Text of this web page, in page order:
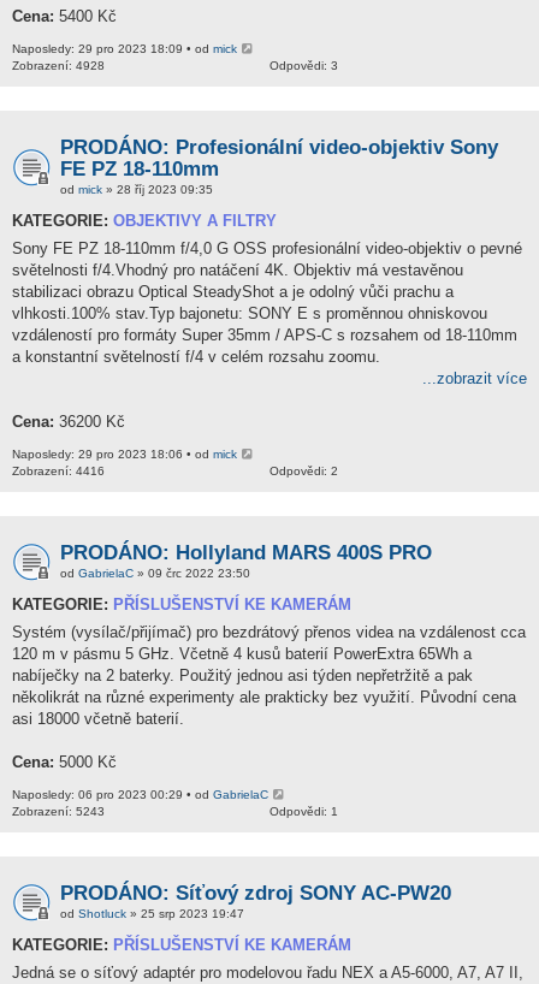
Cena: 5400 Kč
Naposledy: 29 pro 2023 18:09 • od mick
Odpovědi: 3
Zobrazení: 4928
PRODÁNO: Profesionální video-objektiv Sony
FE PZ 18-110mm
od mick » 28 říj 2023 09:35
KATEGORIE: OBJEKTIVY A FILTRY
Sony FE PZ 18-110mm f/4,0 G OSS profesionální video-objektiv o pevné
světelnosti f/4.Vhodný pro natáčení 4K. Objektiv má vestavěnou
stabilizaci obrazu Optical SteadyShot a je odolný vůči prachu a
vlhkosti.100% stav.Typ bajonetu: SONY E s proměnnou ohniskovou
vzdáleností pro formáty Super 35mm / APS-C s rozsahem od 18-110mm
a konstantní světelností f/4 v celém rozsahu zoomu.
...zobrazit více
Cena: 36200 Kč
Naposledy: 29 pro 2023 18:06 • od mick
Odpovědi: 2
Zobrazení: 4416
PRODÁNO: Hollyland MARS 400S PRO
od GabrielaC » 09 črc 2022 23:50
KATEGORIE: PŘÍSLUŠENSTVÍ KE KAMERÁM
Systém (vysílač/přijímač) pro bezdrátový přenos videa na vzdálenost cca
120 m v pásmu 5 GHz. Včetně 4 kusů baterií PowerExtra 65Wh a
nabíječky na 2 baterky. Použitý jednou asi týden nepřetržitě a pak
několikrát na různé experimenty ale prakticky bez využití. Původní cena
asi 18000 včetně baterií.
Cena: 5000 Kč
Naposledy: 06 pro 2023 00:29 • od GabrielaC
Odpovědi: 1
Zobrazení: 5243
PRODÁNO: Síťový zdroj SONY AC-PW20
od Shotluck » 25 srp 2023 19:47
KATEGORIE: PŘÍSLUŠENSTVÍ KE KAMERÁM
Jedná se o síťový adaptér pro modelovou řadu NEX a A5-6000, A7, A7 II,